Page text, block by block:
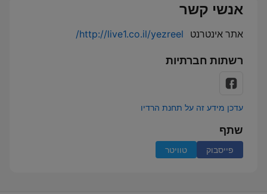
אנשי קשר
אתר אינטרנט http://live1.co.il/yezreel/
רשתות חברתיות
עדכן מידע זה על תחנת הרדיו
שתף
פייסבוק טוויטר